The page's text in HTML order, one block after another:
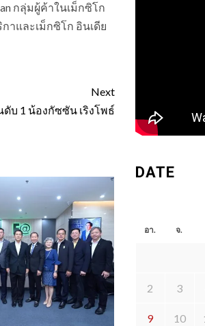
กลุ่มผู้ค้าในเม็กซิโก
าและเม็กซิโก อินเดีย
Next
บ 1 น้องกัซซัน เริงโพธ์
DATE
อา. จ.
2 3
9 10